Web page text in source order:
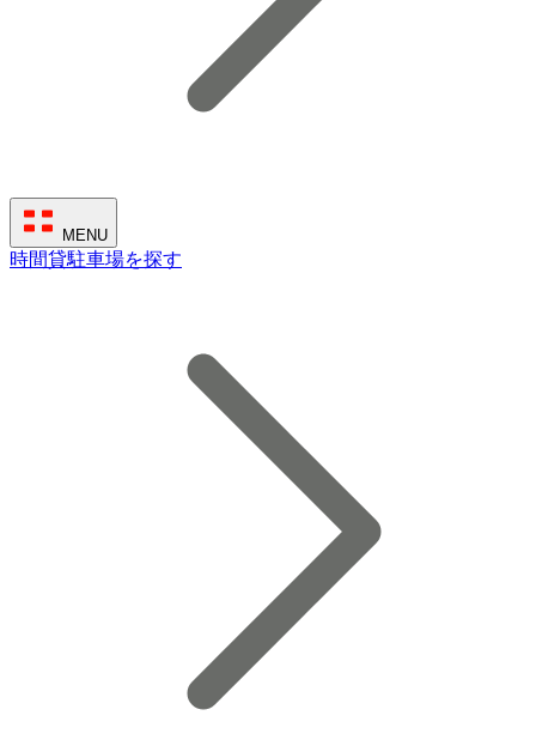
MENU
時間貸駐車場を探す